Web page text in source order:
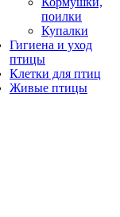
поилки
Купалки
Гигиена и уход
птицы
Клетки для птиц
Живые птицы